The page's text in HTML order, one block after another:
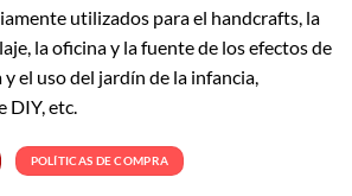
utilizados para el handcrafts, la
la oficina y la fuente de los efectos de
el uso del jardín de la infancia,
DIY, etc.
POLÍTICAS DE COMPRA